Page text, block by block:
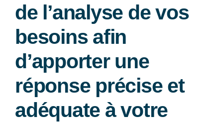
de l’analyse de vos
besoins afin
d’apporter une
réponse précise et
adéquate à votre